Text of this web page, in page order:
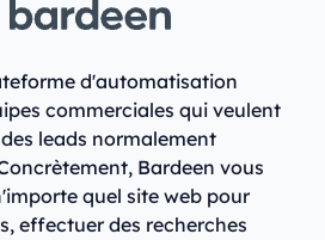
d'automatisation
commerciales qui veulent
leads normalement
Bardeen vous
quel site web pour
effectuer des recherches